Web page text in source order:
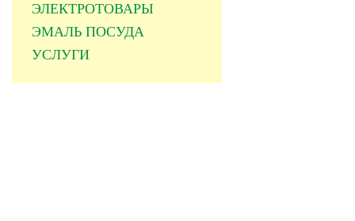
ЭЛЕКТРОТОВАРЫ
ЭМАЛЬ ПОСУДА
УСЛУГИ